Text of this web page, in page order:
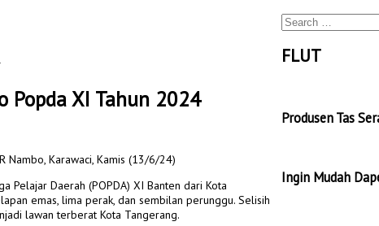
Popda XI Tahun 2024
Nambo, Karawaci, Kamis (13/6/24)
Pelajar Daerah (POPDA) XI Banten dari Kota
emas, lima perak, dan sembilan perunggu. Selisih
lawan terberat Kota Tangerang.
Search
for:
FLUT
Produsen Tas
Ingin Mudah